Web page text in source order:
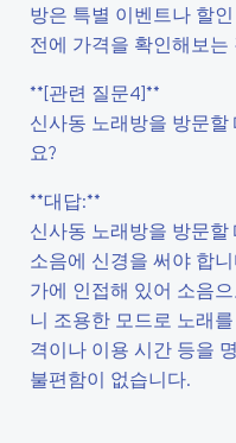
방은 특별 이벤트나 할
전에 가격을 확인해보는
**[관련 질문4]**
신사동 노래방을 방문
요?
**대답:**
신사동 노래방을 방문
소음에 신경을 써야 합
가에 인접해 있어 소음
니 조용한 모드로 노래
격이나 이용 시간 등을
불편함이 없습니다.